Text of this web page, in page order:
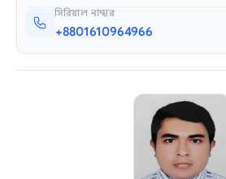
সিরিয়াল নাম্বার
+8801610964966